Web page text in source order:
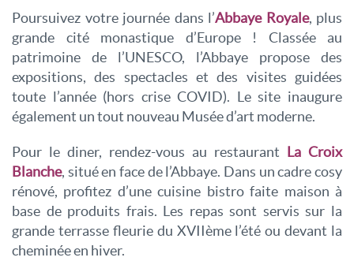
Poursuivez votre journée dans l’Abbaye Royale, plus
grande cité monastique d’Europe ! Classée au
patrimoine de l’UNESCO, l’Abbaye propose des
expositions, des spectacles et des visites guidées
toute l’année (hors crise COVID). Le site inaugure
également un tout nouveau Musée d’art moderne.
Pour le diner, rendez-vous au restaurant La Croix
Blanche, situé en face de l’Abbaye. Dans un cadre cosy
rénové, profitez d’une cuisine bistro faite maison à
base de produits frais. Les repas sont servis sur la
grande terrasse fleurie du XVIIème l’été ou devant la
cheminée en hiver.